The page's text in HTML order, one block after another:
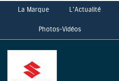
La Marque L'Actualité
Photos-Vidéos